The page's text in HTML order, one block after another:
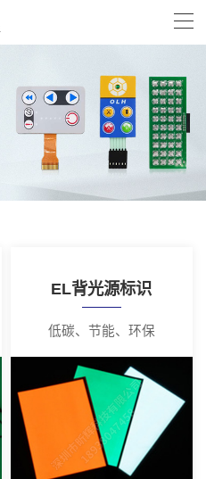
EL背光源标识
低碳、节能、环保